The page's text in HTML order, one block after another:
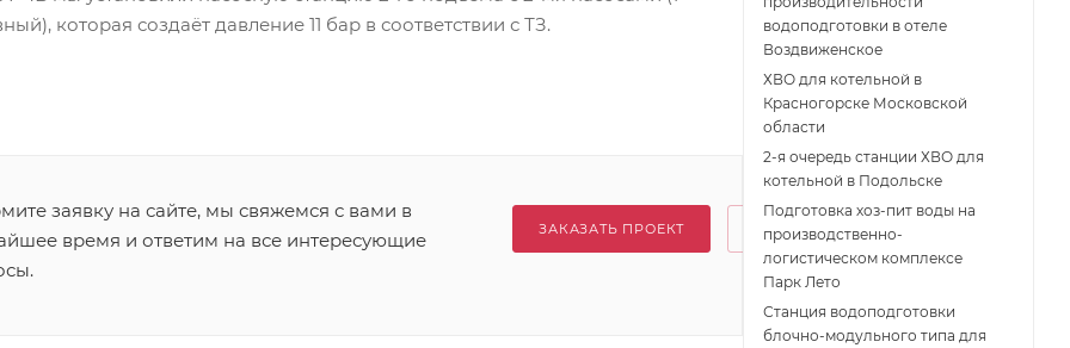
которая создаёт давление 11 бар в соответствии с ТЗ.
заявку на сайте, мы свяжемся с вами в
время и ответим на все интересующие
ЗАКАЗАТЬ ПРОЕКТ
водоподготовки в отеле
Воздвиженское
ХВО для котельной в
Красногорске Московской
области
2-я очередь станции ХВО для
котельной в Подольске
Подготовка хоз-пит воды на
производственно-
логистическом комплексе
Парк Лето
Станция водоподготовки
блочно-модульного типа для